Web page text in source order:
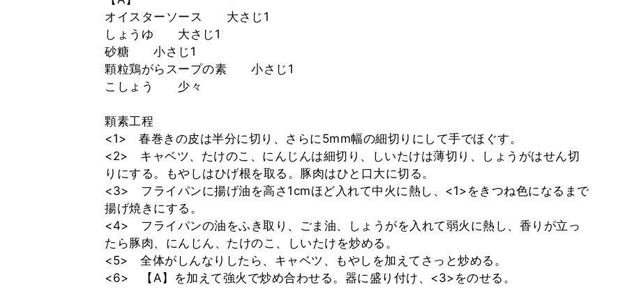
オイスターソース 大さじ1
しょうゆ 大さじ1
砂糖 小さじ1
顆粒鶏がらスープの素 小さじ1
こしょう 少々
顆素工程
<1> 春巻きの皮は半分に切り、さらに5mm幅の細切りにして手でほぐす。
<2> キャベツ、たけのこ、にんじんは細切り、しいたけは薄切り、しょうがはせん切
りにする。もやしはひげ根を取る。豚肉はひと口大に切る。
<3> フライパンに揚げ油を高さ1cmほど入れて中火に熱し、<1>をきつね色になるまで
揚げ焼きにする。
<4> フライパンの油をふき取り、ごま油、しょうがを入れて弱火に熱し、香りが立っ
たら豚肉、にんじん、たけのこ、しいたけを炒める。
<5> 全体がしんなりしたら、キャベツ、もやしを加えてさっと炒める。
<6> 【A】を加えて強火で炒め合わせる。器に盛り付け、<3>をのせる。